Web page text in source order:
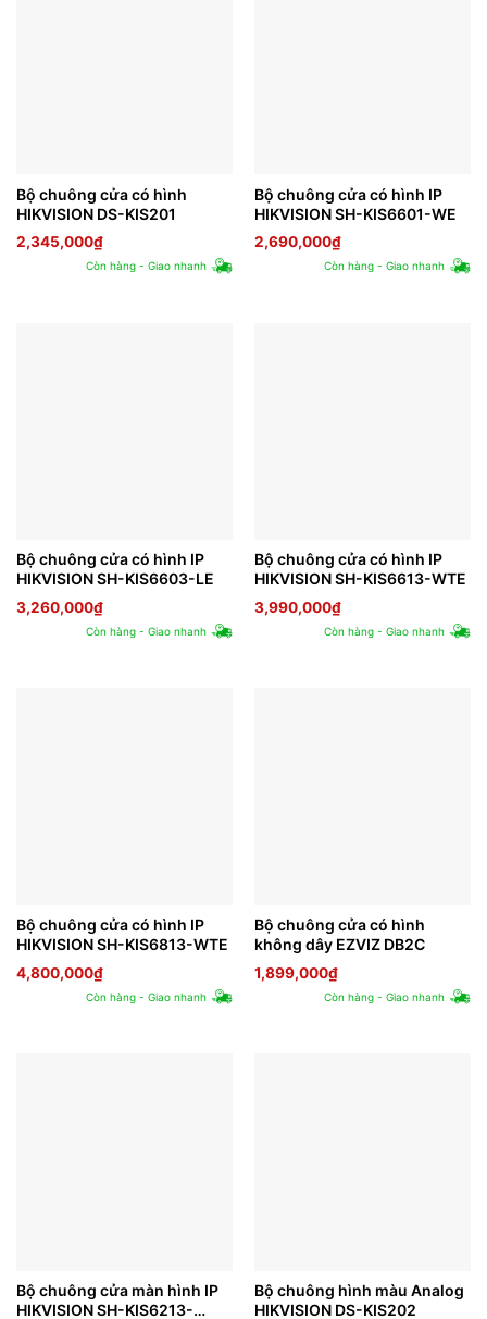
Bộ chuông cửa có hình
HIKVISION DS-KIS201
2,345,000₫
Còn hàng - Giao nhanh
Bộ chuông cửa có hình IP
HIKVISION SH-KIS6601-WE
2,690,000₫
Còn hàng - Giao nhanh
Bộ chuông cửa có hình IP
HIKVISION SH-KIS6603-LE
3,260,000₫
Còn hàng - Giao nhanh
Bộ chuông cửa có hình IP
HIKVISION SH-KIS6613-WTE
3,990,000₫
Còn hàng - Giao nhanh
Bộ chuông cửa có hình IP
HIKVISION SH-KIS6813-WTE
4,800,000₫
Còn hàng - Giao nhanh
Bộ chuông cửa có hình
không dây EZVIZ DB2C
1,899,000₫
Còn hàng - Giao nhanh
Bộ chuông cửa màn hình IP
HIKVISION SH-KIS6213-
Bộ chuông hình màu Analog
HIKVISION DS-KIS202